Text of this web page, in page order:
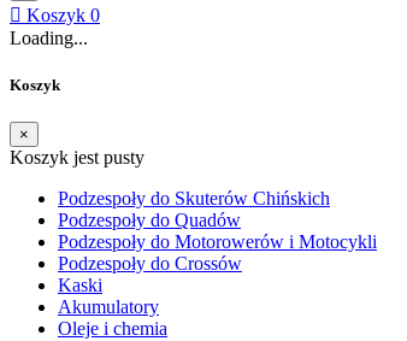
Koszyk 0
Loading...
Koszyk
×
Koszyk jest pusty
Podzespoły do Skuterów Chińskich
Podzespoły do Quadów
Podzespoły do Motorowerów i Motocykli
Podzespoły do Crossów
Kaski
Akumulatory
Oleje i chemia